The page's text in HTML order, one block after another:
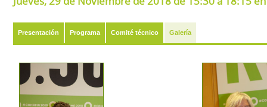
Presentación Programa Comité técnico Galería